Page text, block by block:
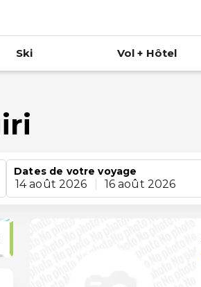
Ski Vol + Hôtel
Dates de votre voyage
14 août 2026 16 août 2026